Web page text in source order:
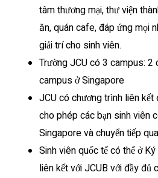
tâm thương mại, thư viện
ăn, quán cafe, đáp ứng mọi
giải trí cho sinh viên.
Trường JCU có 3 campus: 2
campus ở Singapore
JCU có chương trình liên kết
cho phép các bạn sinh viên
Singapore và chuyển tiếp
Sinh viên quốc tế có thể ở
liên kết với JCUB với đầy đủ